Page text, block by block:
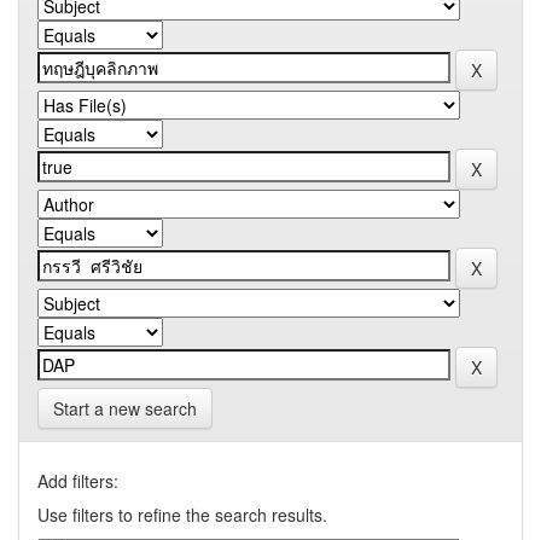
Start a new search
Add filters:
Use filters to refine the search results.